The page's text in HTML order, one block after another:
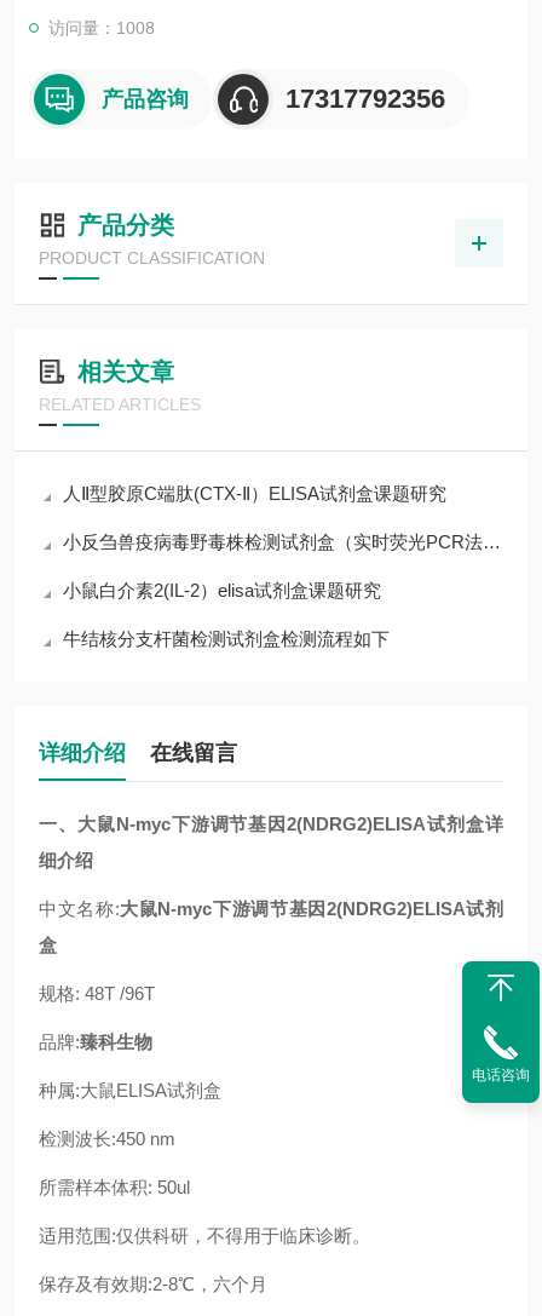
访问量：1008
产品咨询 17317792356
产品分类
PRODUCT CLASSIFICATION
相关文章
RELATED ARTICLES
人Ⅱ型胶原C端肽(CTX-Ⅱ）ELISA试剂盒课题研究
小反刍兽疫病毒野毒株检测试剂盒（实时荧光PCR法）说明书
小鼠白介素2(IL-2）elisa试剂盒课题研究
牛结核分支杆菌检测试剂盒检测流程如下
详细介绍 在线留言
一、 大鼠N-myc下游调节基因2(NDRG2)ELISA试剂盒详
细介绍
中文名称:大鼠N-myc下游调节基因2(NDRG2)ELISA试剂
盒
规格: 48T /96T
品牌:臻科生物
种属:大鼠ELISA试剂盒
检测波长:450 nm
所需样本体积: 50ul
适用范围:仅供科研，不得用于临床诊断。
保存及有效期:2-8℃，六个月
电话咨询